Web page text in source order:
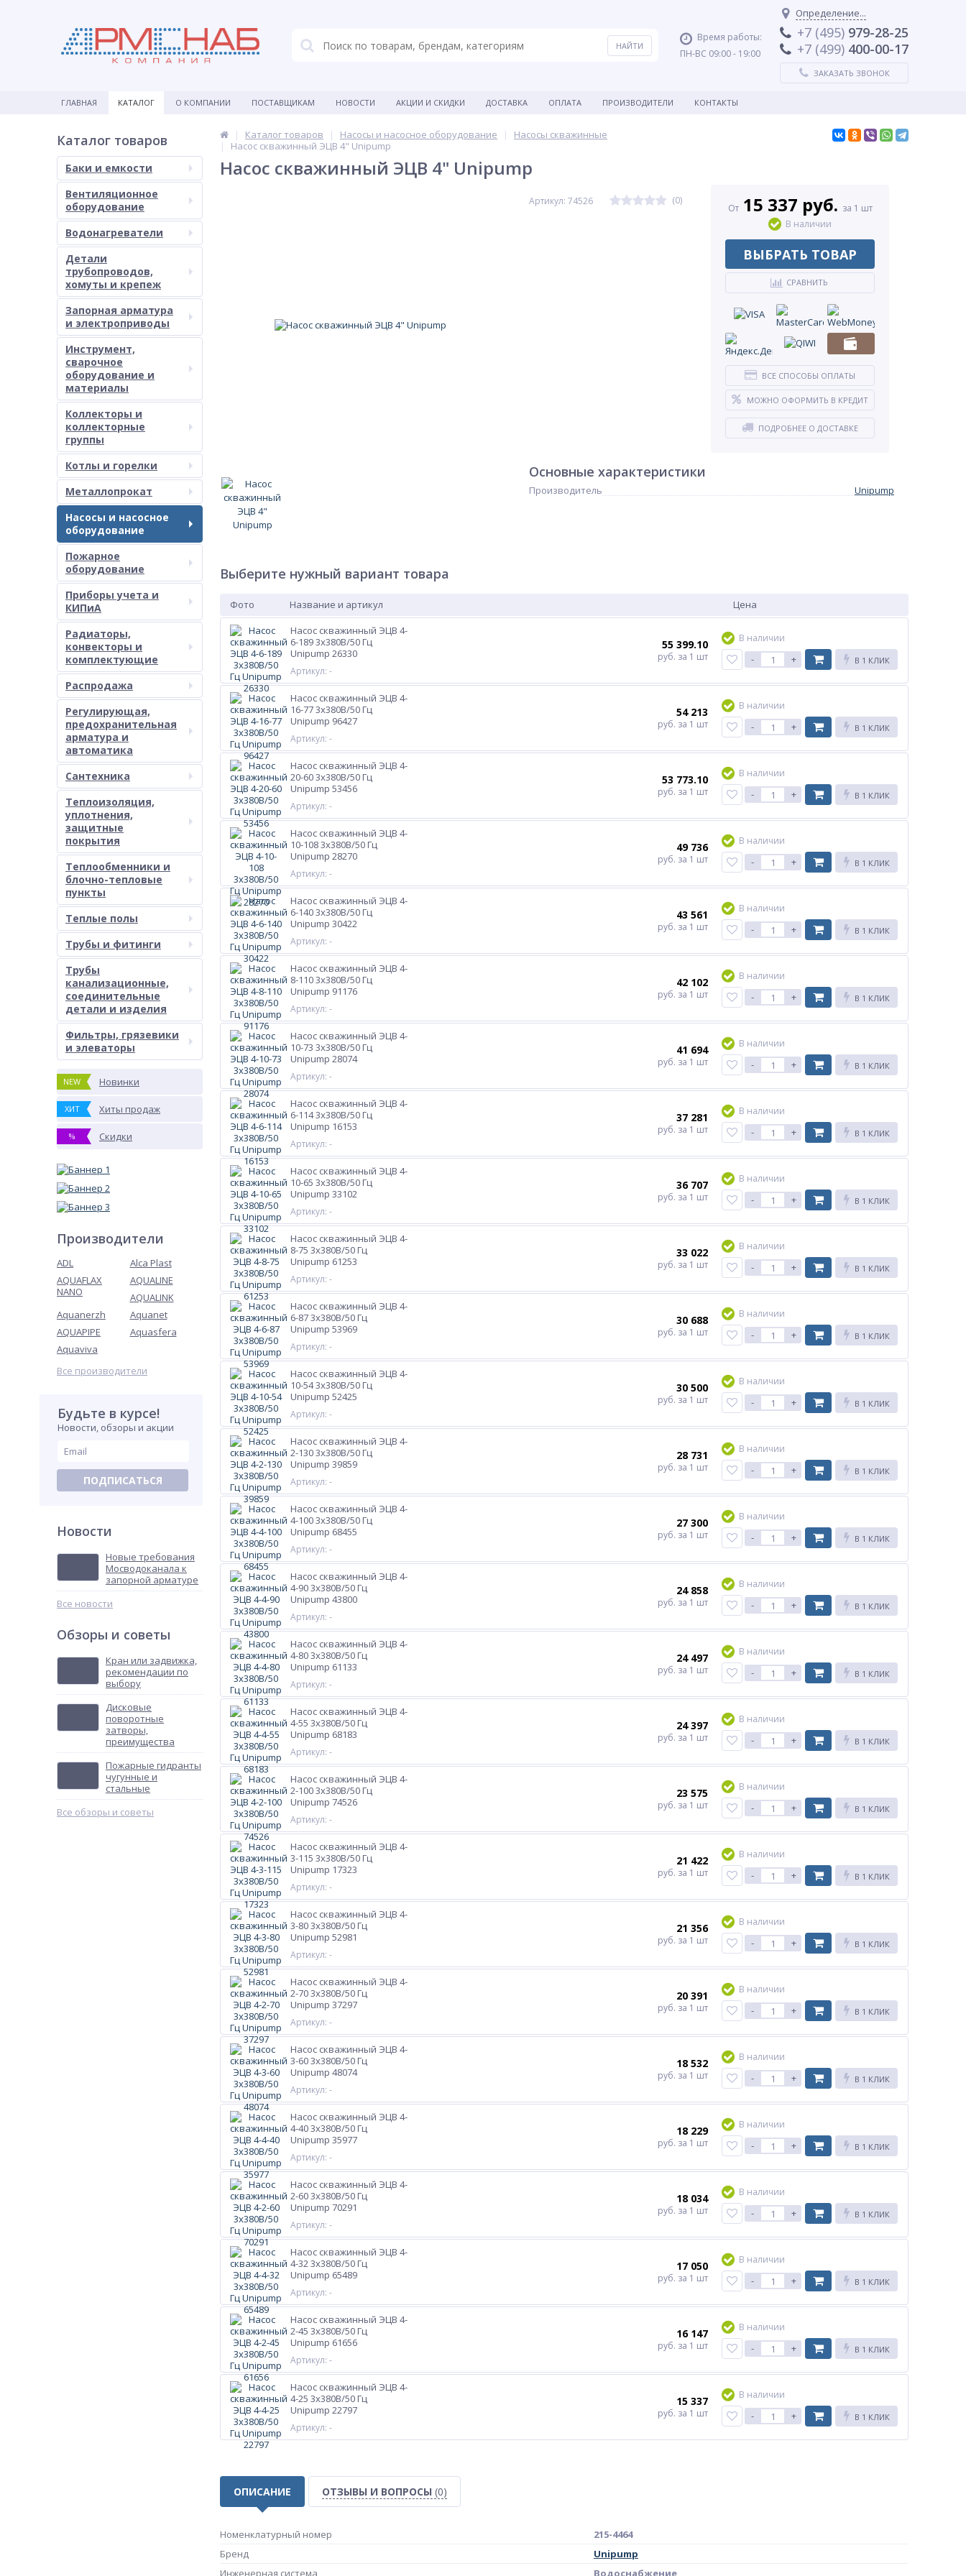
Время работы:
ПН-ВС 09:00 - 19:00
Определение...
+7 (495) 979-28-25
+7 (499) 400-00-17
ЗАКАЗАТЬ ЗВОНОК
ГЛАВНАЯ КАТАЛОГ О КОМПАНИИ ПОСТАВЩИКАМ НОВОСТИ АКЦИИ И СКИДКИ ДОСТАВКА ОПЛАТА ПРОИЗВОДИТЕЛИ КОНТАКТЫ
Каталог товаров
Баки и емкости
Вентиляционное
оборудование
Водонагреватели
Детали
трубопроводов,
хомуты и крепеж
Запорная арматура
и электроприводы
Инструмент,
сварочное
оборудование и
материалы
Коллекторы и
коллекторные
группы
Котлы и горелки
Металлопрокат
Насосы и насосное
оборудование
Пожарное
оборудование
Приборы учета и
КИПиА
Радиаторы,
конвекторы и
комплектующие
Распродажа
Регулирующая,
предохранительная
арматура и
автоматика
Сантехника
Теплоизоляция,
уплотнения,
защитные
покрытия
Теплообменники и
блочно-тепловые
пункты
Теплые полы
Трубы и фитинги
Трубы
канализационные,
соединительные
детали и изделия
Фильтры, грязевики
и элеваторы
NEW Новинки
ХИТ Хиты продаж
% Скидки
Производители
ADL
Alca Plast
AQUAFLAX
NANO
AQUALINE
AQUALINK
Aquanerzh
Aquanet
AQUAPIPE
Aquasfera
Aquaviva
Все производители
Будьте в курсе!
Новости, обзоры и акции
ПОДПИСАТЬСЯ
Новости
Новые требования
Мосводоканала к
запорной арматуре
Все новости
Обзоры и советы
Кран или задвижка,
рекомендации по
выбору
Дисковые
поворотные
затворы,
преимущества
Пожарные гидранты
чугунные и
стальные
Все обзоры и советы
Каталог товаров Насосы и насосное оборудование
Насосы скважинные
Насос скважинный ЭЦВ 4" Unipump
Насос скважинный ЭЦВ 4" Unipump
Артикул: 74526 (0)
От15 337 руб. за 1 шт
В наличии
ВЫБРАТЬ ТОВАР
СРАВНИТЬ
ВСЕ СПОСОБЫ ОПЛАТЫ
МОЖНО ОФОРМИТЬ В КРЕДИТ
ПОДРОБНЕЕ О ДОСТАВКЕ
Основные характеристики
Производитель Unipump
Выберите нужный вариант товара
Фото Название и артикул
Цена
Насос скважинный ЭЦВ 4-
6-189 3х380В/50 Гц
Unipump 26330
Артикул: -
55 399.10
руб. за 1 шт
В наличии
- + В 1 КЛИК
Насос скважинный ЭЦВ 4-
16-77 3х380В/50 Гц
Unipump 96427
Артикул: -
54 213
руб. за 1 шт
В наличии
- + В 1 КЛИК
Насос скважинный ЭЦВ 4-
20-60 3х380В/50 Гц
Unipump 53456
Артикул: -
53 773.10
руб. за 1 шт
В наличии
- + В 1 КЛИК
Насос скважинный ЭЦВ 4-
10-108 3х380В/50 Гц
Unipump 28270
Артикул: -
49 736
руб. за 1 шт
В наличии
- + В 1 КЛИК
Насос скважинный ЭЦВ 4-
6-140 3х380В/50 Гц
Unipump 30422
Артикул: -
43 561
руб. за 1 шт
В наличии
- + В 1 КЛИК
Насос скважинный ЭЦВ 4-
8-110 3х380В/50 Гц
Unipump 91176
Артикул: -
42 102
руб. за 1 шт
В наличии
- + В 1 КЛИК
Насос скважинный ЭЦВ 4-
10-73 3х380В/50 Гц
Unipump 28074
Артикул: -
41 694
руб. за 1 шт
В наличии
- + В 1 КЛИК
Насос скважинный ЭЦВ 4-
6-114 3х380В/50 Гц
Unipump 16153
Артикул: -
37 281
руб. за 1 шт
В наличии
- + В 1 КЛИК
Насос скважинный ЭЦВ 4-
10-65 3х380В/50 Гц
Unipump 33102
Артикул: -
36 707
руб. за 1 шт
В наличии
- + В 1 КЛИК
Насос скважинный ЭЦВ 4-
8-75 3х380В/50 Гц
Unipump 61253
Артикул: -
33 022
руб. за 1 шт
В наличии
- + В 1 КЛИК
Насос скважинный ЭЦВ 4-
6-87 3х380В/50 Гц
Unipump 53969
Артикул: -
30 688
руб. за 1 шт
В наличии
- + В 1 КЛИК
Насос скважинный ЭЦВ 4-
10-54 3х380В/50 Гц
Unipump 52425
Артикул: -
30 500
руб. за 1 шт
В наличии
- + В 1 КЛИК
Насос скважинный ЭЦВ 4-
2-130 3х380В/50 Гц
Unipump 39859
Артикул: -
28 731
руб. за 1 шт
В наличии
- + В 1 КЛИК
Насос скважинный ЭЦВ 4-
4-100 3х380В/50 Гц
Unipump 68455
Артикул: -
27 300
руб. за 1 шт
В наличии
- + В 1 КЛИК
Насос скважинный ЭЦВ 4-
4-90 3х380В/50 Гц
Unipump 43800
Артикул: -
24 858
руб. за 1 шт
В наличии
- + В 1 КЛИК
Насос скважинный ЭЦВ 4-
4-80 3х380В/50 Гц
Unipump 61133
Артикул: -
24 497
руб. за 1 шт
В наличии
- + В 1 КЛИК
Насос скважинный ЭЦВ 4-
4-55 3х380В/50 Гц
Unipump 68183
Артикул: -
24 397
руб. за 1 шт
В наличии
- + В 1 КЛИК
Насос скважинный ЭЦВ 4-
2-100 3х380В/50 Гц
Unipump 74526
Артикул: -
23 575
руб. за 1 шт
В наличии
- + В 1 КЛИК
Насос скважинный ЭЦВ 4-
3-115 3х380В/50 Гц
Unipump 17323
Артикул: -
21 422
руб. за 1 шт
В наличии
- + В 1 КЛИК
Насос скважинный ЭЦВ 4-
3-80 3х380В/50 Гц
Unipump 52981
Артикул: -
21 356
руб. за 1 шт
В наличии
- + В 1 КЛИК
Насос скважинный ЭЦВ 4-
2-70 3х380В/50 Гц
Unipump 37297
Артикул: -
20 391
руб. за 1 шт
В наличии
- + В 1 КЛИК
Насос скважинный ЭЦВ 4-
3-60 3х380В/50 Гц
Unipump 48074
Артикул: -
18 532
руб. за 1 шт
В наличии
- + В 1 КЛИК
Насос скважинный ЭЦВ 4-
4-40 3х380В/50 Гц
Unipump 35977
Артикул: -
18 229
руб. за 1 шт
В наличии
- + В 1 КЛИК
Насос скважинный ЭЦВ 4-
2-60 3х380В/50 Гц
Unipump 70291
Артикул: -
18 034
руб. за 1 шт
В наличии
- + В 1 КЛИК
Насос скважинный ЭЦВ 4-
4-32 3х380В/50 Гц
Unipump 65489
Артикул: -
17 050
руб. за 1 шт
В наличии
- + В 1 КЛИК
Насос скважинный ЭЦВ 4-
2-45 3х380В/50 Гц
Unipump 61656
Артикул: -
16 147
руб. за 1 шт
В наличии
- + В 1 КЛИК
Насос скважинный ЭЦВ 4-
4-25 3х380В/50 Гц
Unipump 22797
Артикул: -
15 337
руб. за 1 шт
В наличии
- + В 1 КЛИК
ОПИСАНИЕ ОТЗЫВЫ И ВОПРОСЫ (0)
Номенклатурный номер
215-4464
Бренд
Unipump
Инженерная система
Водоснабжение